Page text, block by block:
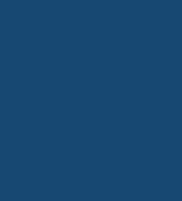
window)